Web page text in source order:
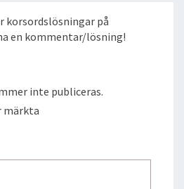
korsordslösningar på
en kommentar/lösning!
inte publiceras.
märkta